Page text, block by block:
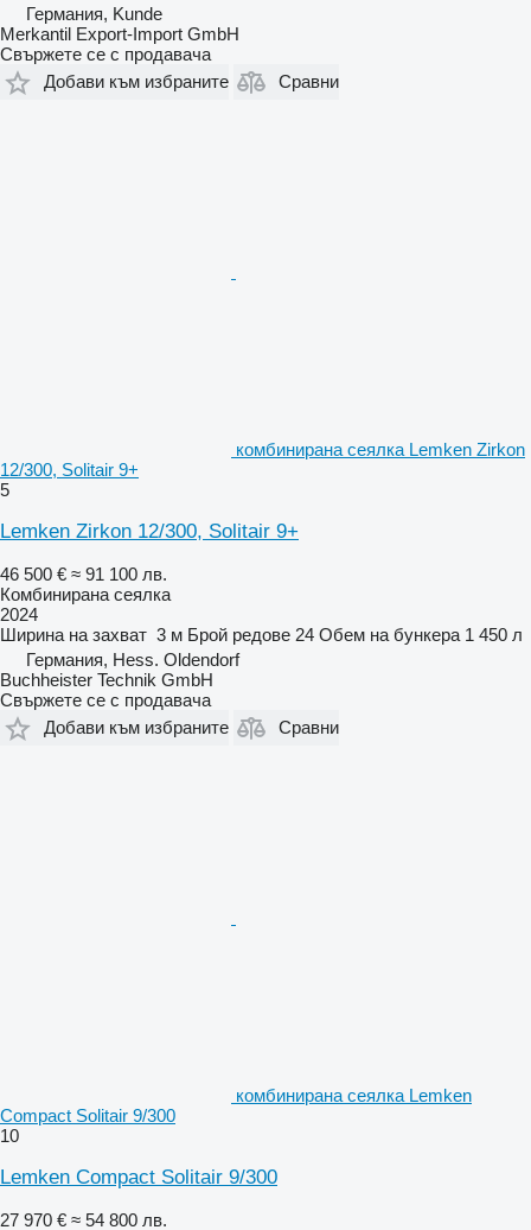
Германия, Kunde
Merkantil Export-Import GmbH
Свържете се с продавача
Добави към избраните
Сравни
комбинирана сеялка Lemken Zirkon
12/300, Solitair 9+
5
Lemken Zirkon 12/300, Solitair 9+
46 500 € ≈ 91 100 лв.
Комбинирана сеялка
2024
Ширина на захват 3 м Брой редове 24 Обем на бункера 1 450 л
Германия, Hess. Oldendorf
Buchheister Technik GmbH
Свържете се с продавача
Добави към избраните
Сравни
комбинирана сеялка Lemken
Compact Solitair 9/300
10
Lemken Compact Solitair 9/300
27 970 € ≈ 54 800 лв.